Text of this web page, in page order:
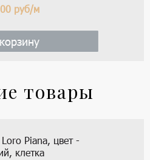
руб/м
товары
Piana, цвет -
клетка